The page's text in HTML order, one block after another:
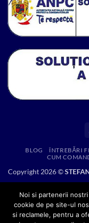
BLOG ÎNTREBĂRI
CUM
Copyright 2026 ©
Noi si partenerii
cookie de pe site-ul
si reclamele, pentru a